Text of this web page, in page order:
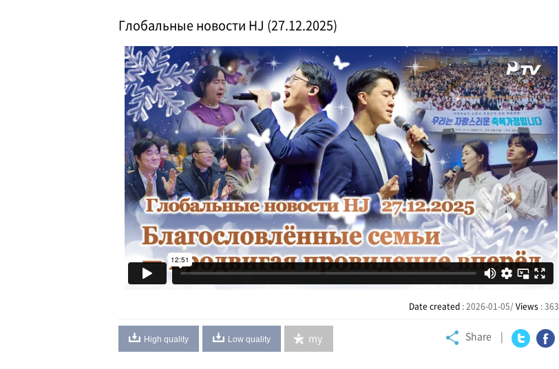
Глобальные новости HJ (27.12.2025)
Date created : 2026-01-05/Views : 363
High quality Low quality my
Share